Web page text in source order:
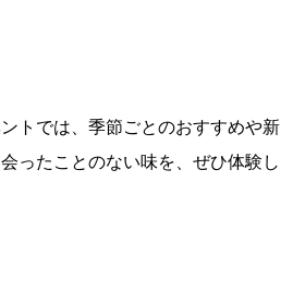
トでは、季節ごとのおすすめや新
ったことのない味を、ぜひ体験し